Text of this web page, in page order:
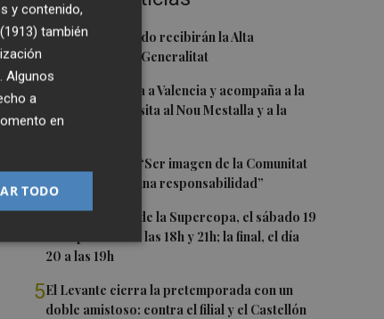
1Ferran y Grimaldo recibirán la Alta
Distinción de la Generalitat
2
Kiat Lim regresa a Valencia y acompaña a la
plantilla en su visita al Nou Mestalla y a la
Basílica
3 Ferran Torres: “Ser imagen de la Comunitat
es un orgullo y una responsabilidad”
4Las semifinales de la Supercopa, el sábado 19
de septiembre a las 18h y 21h; la final, el día
20 a las 19h
5El Levante cierra la pretemporada con un
doble amistoso: contra el filial y el Castellón
y contenido,
también
Algunos
a
en
TODO